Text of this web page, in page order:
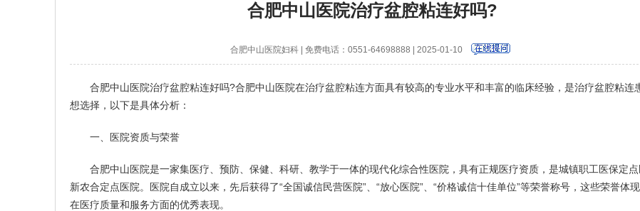
合肥中山医院治疗盆腔粘连好吗?
合肥中山医院妇科| 免费电话：0551-64698888 | 2025-01-10
合肥中山医院治疗盆腔粘连好吗?合肥中山医院在治疗盆腔粘连方面具有较高的专业水平和丰富的临床经验，是治疗盆腔粘连
想选择，以下是具体分析：
一、医院资质与荣誉
合肥中山医院是一家集医疗、预防、保健、科研、教学于一体的现代化综合性医院，具有正规医疗资质，是城镇职工医保定点
新农合定点医院。医院自成立以来，先后获得了“全国诚信民营医院”、“放心医院”、“价格诚信十佳单位”等荣誉称号，这些荣誉体
在医疗质量和服务方面的优秀表现。